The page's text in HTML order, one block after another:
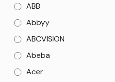
ABB
Abbyy
ABCVISION
Abeba
Acer